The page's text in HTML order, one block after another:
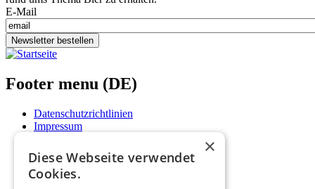
E-Mail
Newsletter bestellen
Footer menu (DE)
Datenschutzrichtlinien
Impressum
Mediadaten
AGB
Newsletter
×
Diese Webseite verwendet
Cookies.